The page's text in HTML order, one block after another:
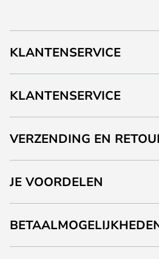
KLANTENSERVICE
KLANTENSERVICE
VERZENDING EN
JE VOORDELEN